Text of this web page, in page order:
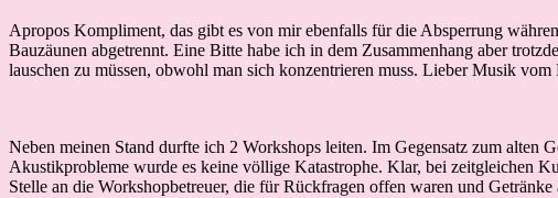
Apropos Kompliment, das gibt es von mir ebenfalls für die Absperrung
Bauzäunen abgetrennt. Eine Bitte habe ich in dem Zusammenhang aber
lauschen zu müssen, obwohl man sich konzentrieren muss. Lieber Musik
Neben meinen Stand durfte ich 2 Workshops leiten. Im Gegensatz zum alten
Akustikprobleme wurde es keine völlige Katastrophe. Klar, bei zeitgleichen
Stelle an die Workshopbetreuer, die für Rückfragen offen waren und Getränke